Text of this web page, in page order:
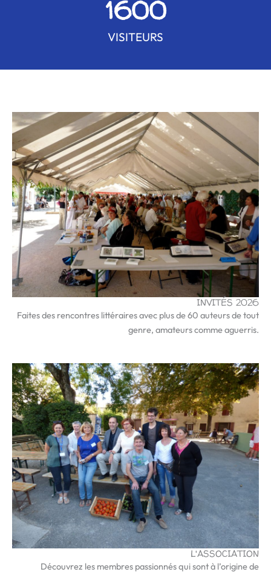
VISITEURS
1600
INVITÉS 2026
Faites des rencontres littéraires avec plus de 60 auteurs de tout
genre, amateurs comme aguerris.
L'ASSOCIATION
Découvrez les membres passionnés qui sont à l’origine de